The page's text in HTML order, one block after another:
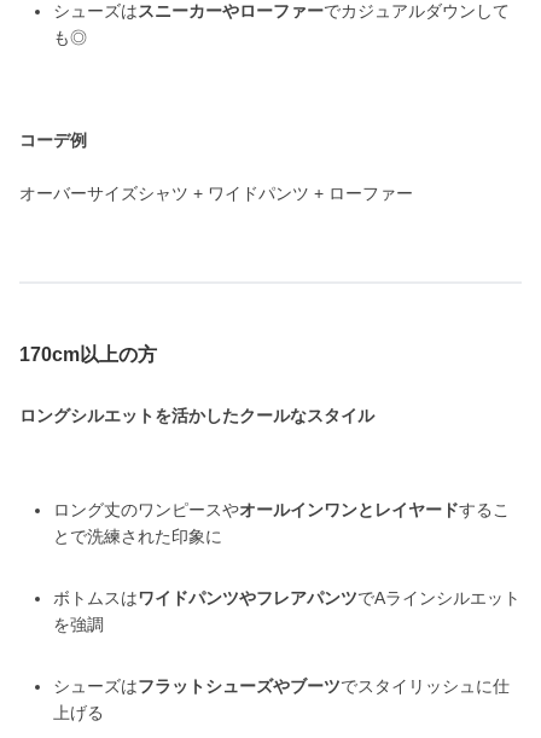
シューズはスニーカーやローファーでカジュアルダウンして
も◎
コーデ例
オーバーサイズシャツ + ワイドパンツ + ローファー
170cm以上の方
ロングシルエットを活かしたクールなスタイル
ロング丈のワンピースやオールインワンとレイヤードするこ
とで洗練された印象に
ボトムスはワイドパンツやフレアパンツでAラインシルエット
を強調
シューズはフラットシューズやブーツでスタイリッシュに仕
上げる